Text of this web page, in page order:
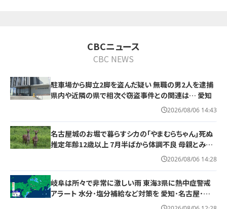
CBCニュース
CBC NEWS
駐車場から脚立2脚を盗んだ疑い 無職の男2人を逮捕
県内や近隣の県で相次ぐ窃盗事件との関連は… 愛知
2026/08/06 14:43
名古屋城のお堀で暮らすシカの｢やまむらちゃん｣死ぬ
推定年齢12歳以上 7月半ばから体調不良 母親とみら
2026/08/06 14:28
岐阜は所々で非常に激しい雨 東海3県に熱中症警戒
アラート 水分･塩分補給など対策を 愛知･名古屋･岐